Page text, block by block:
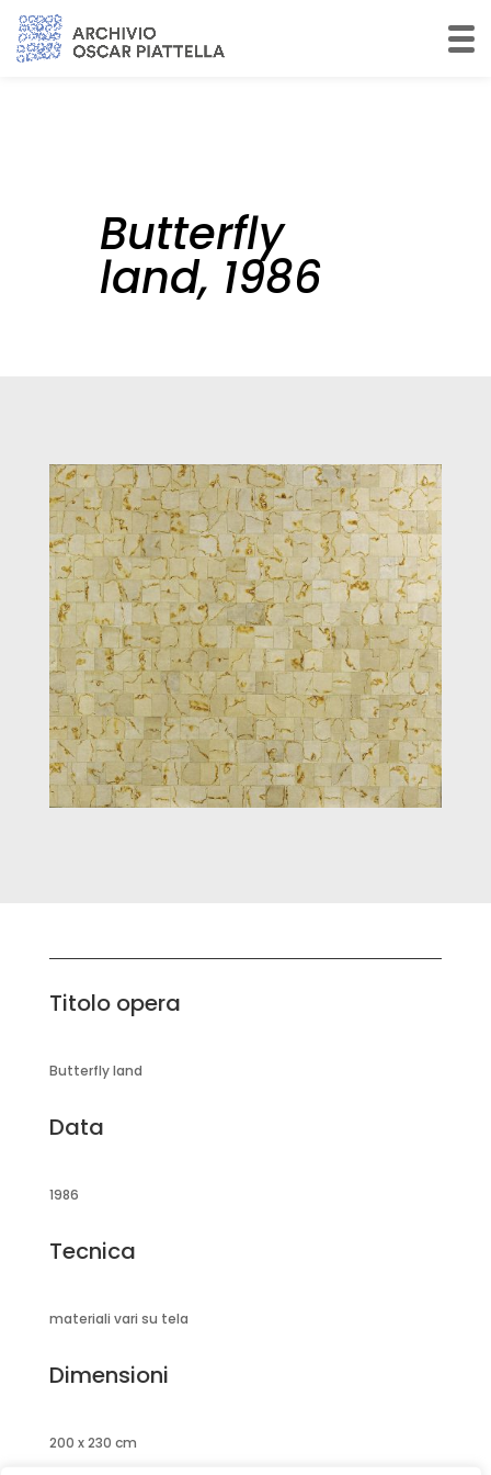
Butterfly
land, 1986
Titolo opera
Butterfly land
Data
1986
Tecnica
materiali vari su tela
Dimensioni
200 x 230 cm